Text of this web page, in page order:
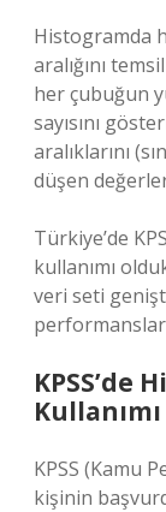
Histogramda
aralığını
her çubuğun
sayısını
aralıklarını
düşen
Türkiye’de
kullanımı
veri seti
KPSS’de
Kullanımı
KPSS (Kamu
kişinin